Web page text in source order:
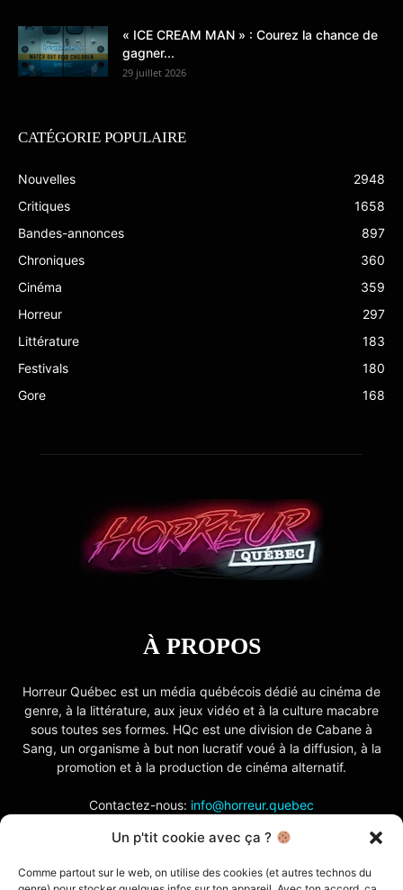
Un p'tit cookie avec ça ?
Comme partout sur le web, on utilise des cookies (et autres technos du
« ICE CREAM MAN » : Courez la chance de
gagner...
29 juillet 2026
CATÉGORIE POPULAIRE
Nouvelles
2948
Critiques
1658
Bandes-annonces
897
Chroniques
360
Cinéma
359
Horreur
297
Littérature
183
Festivals
180
Gore
168
À PROPOS
Horreur Québec est un média québécois dédié au cinéma de
genre, à la littérature, aux jeux vidéo et à la culture macabre
sous toutes ses formes. HQc est une division de Cabane à
Sang, un organisme à but non lucratif voué à la diffusion, à la
promotion et à la production de cinéma alternatif.
Contactez-nous: info@horreur.quebec
SUIVEZ NOUS